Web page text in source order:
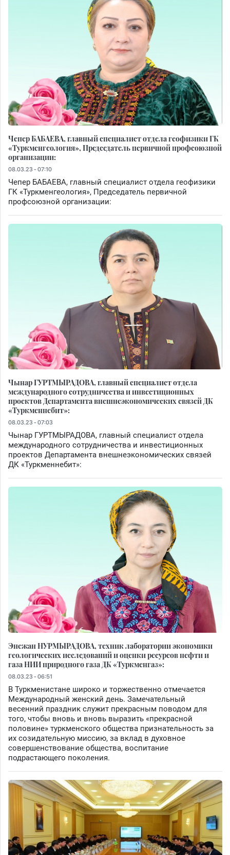
Чепер БАБАЕВА, главный специалист отдела геофизики ГК
«Туркменгеология», Председатель первичной профсоюзной
организации:
08.03.23 - 07:10
Чепер БАБАЕВА, главный специалист отдела геофизики
ГК «Туркменгеология», Председатель первичной
профсоюзной организации:
Чынар ГУРТМЫРАДОВА, главный специалист отдела
международного сотрудничества и инвестиционных
проектов Департамента внешнеэкономических связей ДК
«Туркменнебит»:
08.03.23 - 07:03
Чынар ГУРТМЫРАДОВА, главный специалист отдела
международного сотрудничества и инвестиционных
проектов Департамента внешнеэкономических связей
ДК «Туркменнебит»:
Энежан НУРМЫРАДОВА, техник лаборатории экономики
геологических исследований и оценки ресурсов нефти и
газа НИИ природного газа ДК «Туркменгаз»:
08.03.23 - 06:51
В Туркменистане широко и торжественно отмечается
Международный женский день. Замечательный
весенний праздник служит прекрасным поводом для
того, чтобы вновь и вновь выразить «прекрасной
половине» туркменского общества признательность за
их созидательную миссию, за вклад в духовное
совершенствование общества, воспитание
подрастающего поколения.